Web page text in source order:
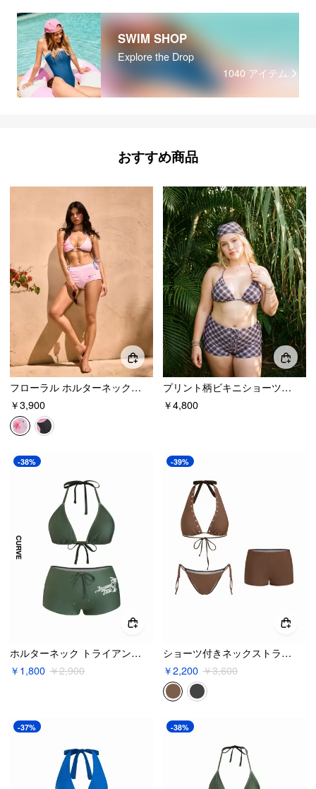
SWIM SHOP
Explore the Drop
1040 アイテム
おすすめ商品
フローラル ホルターネック タイサイド トライアングル ビキニセット カバーアップショーツ付き
￥3,900
プリント柄ビキニショーツ＆バンダナ付き 4点セット スイムウェア
￥4,800
-38%
ホルターネック トライアングル トップ & ミッドライズ レター & トロピカル グラフィック ショーツ ビキニ セット カーブ & プラス
￥1,800 ￥2,900
-39%
ショーツ付きネックストラップリベットノットビキニ3点セット
￥2,200 ￥3,600
-37% -38%